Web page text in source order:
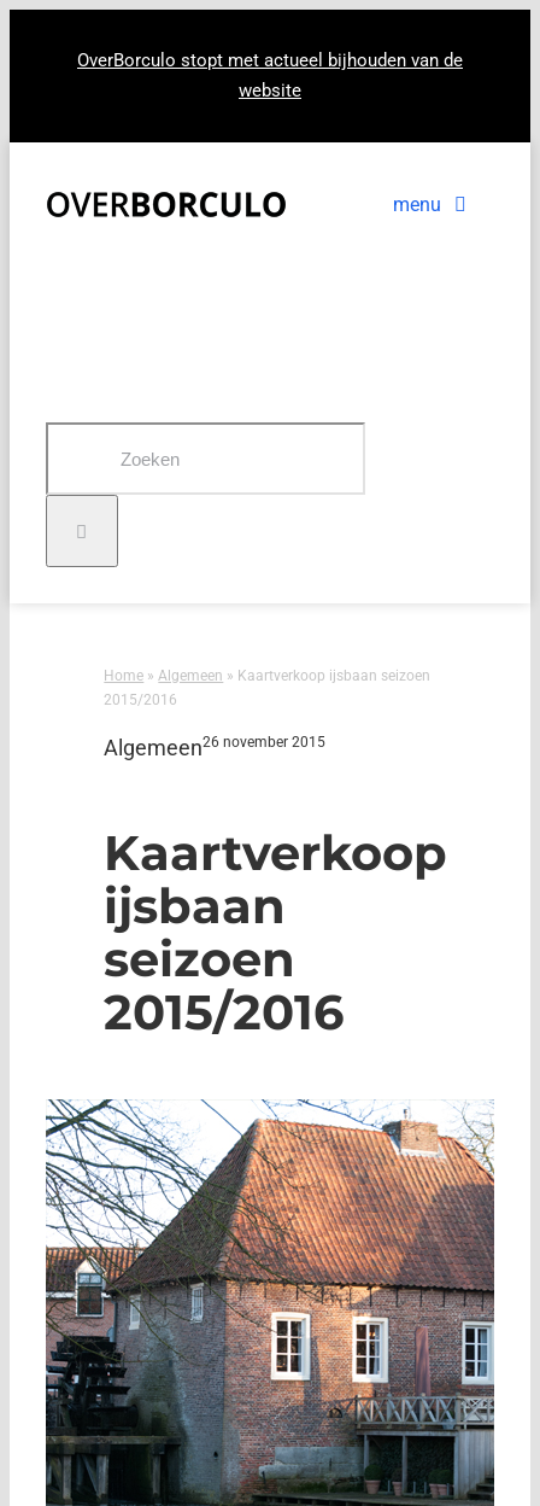
OverBorculo stopt met actueel bijhouden van de
website
menu
Home »Algemeen » Kaartverkoop ijsbaan seizoen
2015/2016
Algemeen26 november 2015
Kaartverkoop
ijsbaan
seizoen
2015/2016